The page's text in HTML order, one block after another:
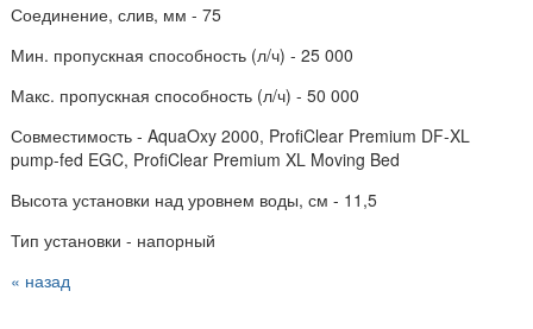
Соединение, слив, мм - 75
Мин. пропускная способность (л/ч) - 25 000
Макс. пропускная способность (л/ч) - 50 000
Совместимость - AquaOxy 2000, ProfiClear Premium DF-XL
pump-fed EGC, ProfiClear Premium XL Moving Bed
Высота установки над уровнем воды, см - 11,5
Тип установки - напорный
« назад